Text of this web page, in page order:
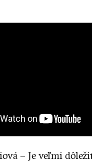
– Je veľmi